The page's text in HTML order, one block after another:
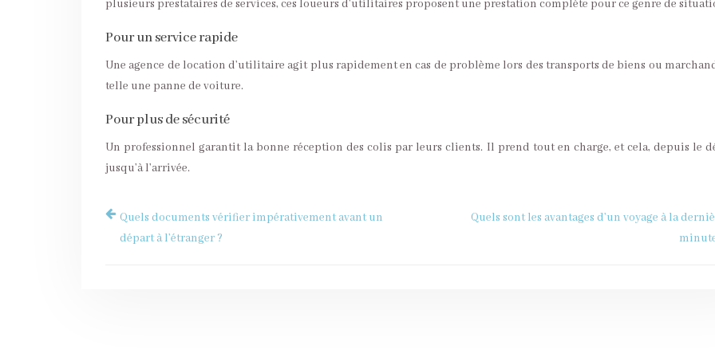
plusieurs prestataires de services, ces loueurs d’utilitaires proposent une prestation complète pour ce genre de
Pour un service rapide
Une agence de location d’utilitaire agit plus rapidement en cas de problème lors des transports de biens ou
telle une panne de voiture.
Pour plus de sécurité
Un professionnel garantit la bonne réception des colis par leurs clients. Il prend tout en charge, et cela, depuis le
jusqu’à l’arrivée.
Quels documents vérifier impérativement avant un
départ à l’étranger ?
Quels sont les avantages d’un voyage à la